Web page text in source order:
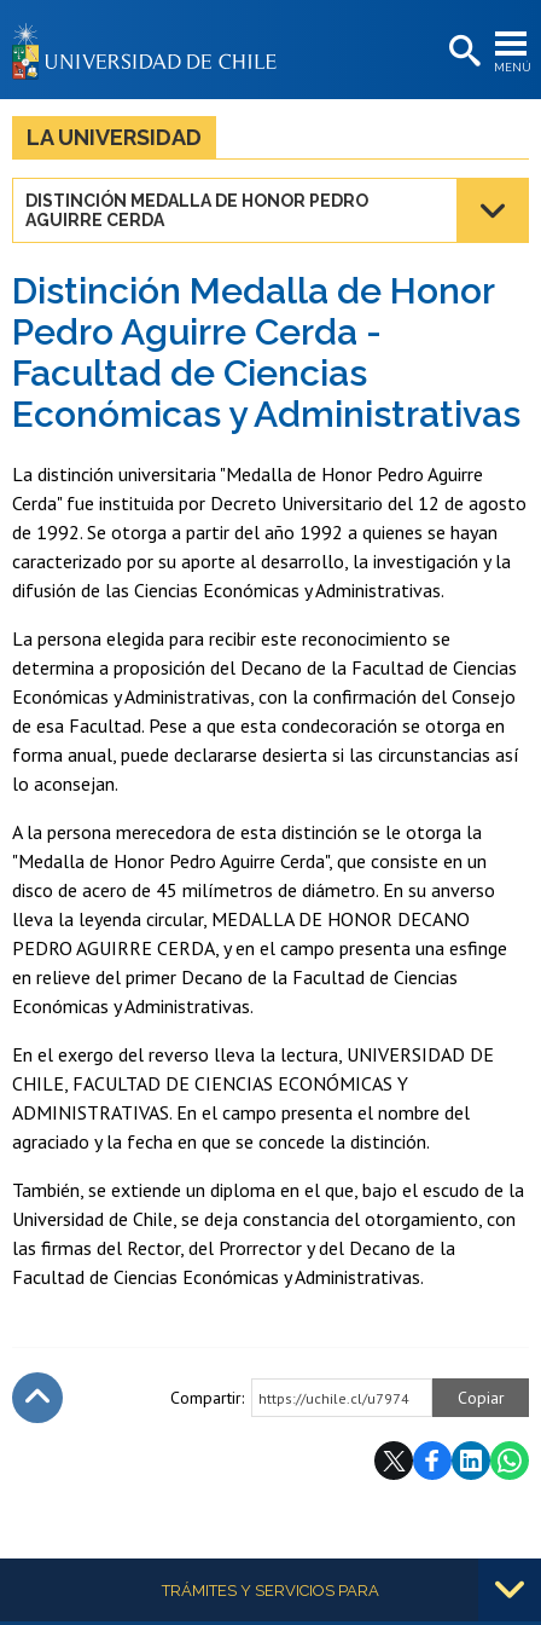
MENÚ
BIBLIOTECAS
LA UNIVERSIDAD
Funcionarias/os
Egresadas/os
LA UNIVERSIDAD
DISTINCIÓN MEDALLA DE HONOR PEDRO
AGUIRRE CERDA
Distinción Medalla de Honor
Pedro Aguirre Cerda -
Facultad de Ciencias
Económicas y Administrativas
La distinción universitaria "Medalla de Honor Pedro Aguirre
Cerda" fue instituida por Decreto Universitario del 12 de agosto
de 1992. Se otorga a partir del año 1992 a quienes se hayan
caracterizado por su aporte al desarrollo, la investigación y la
difusión de las Ciencias Económicas y Administrativas.
La persona elegida para recibir este reconocimiento se
determina a proposición del Decano de la Facultad de Ciencias
Económicas y Administrativas, con la confirmación del Consejo
de esa Facultad. Pese a que esta condecoración se otorga en
forma anual, puede declararse desierta si las circunstancias así
lo aconsejan.
A la persona merecedora de esta distinción se le otorga la
"Medalla de Honor Pedro Aguirre Cerda", que consiste en un
disco de acero de 45 milímetros de diámetro. En su anverso
lleva la leyenda circular, MEDALLA DE HONOR DECANO
PEDRO AGUIRRE CERDA, y en el campo presenta una esfinge
en relieve del primer Decano de la Facultad de Ciencias
Económicas y Administrativas.
En el exergo del reverso lleva la lectura, UNIVERSIDAD DE
CHILE, FACULTAD DE CIENCIAS ECONÓMICAS Y
ADMINISTRATIVAS. En el campo presenta el nombre del
agraciado y la fecha en que se concede la distinción.
También, se extiende un diploma en el que, bajo el escudo de la
Universidad de Chile, se deja constancia del otorgamiento, con
las firmas del Rector, del Prorrector y del Decano de la
Facultad de Ciencias Económicas y Administrativas.
Compartir: https://uchile.cl/u7974 Copiar
Más informaciónTRÁMITES Y SERVICIOS PARA